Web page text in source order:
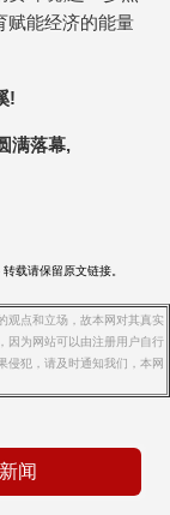
赋能经济的能量
!
满落幕,
转载请保留原文链接。
观点和立场，故本网对其真实
因为网站可以由注册用户自行
侵犯，请及时通知我们，本网
闻